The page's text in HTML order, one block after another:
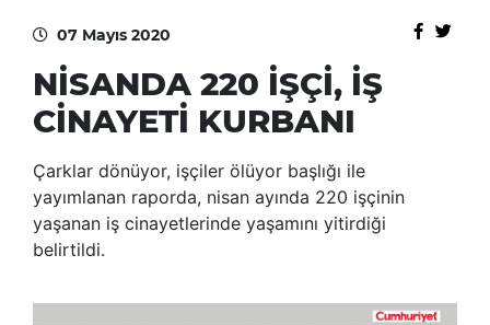
07 Mayıs 2020
NİSANDA 220 İŞÇİ, İŞ
CİNAYETİ KURBANI
Çarklar dönüyor, işçiler ölüyor başlığı ile
yayımlanan raporda, nisan ayında 220 işçinin
yaşanan iş cinayetlerinde yaşamını yitirdiği
belirtildi.